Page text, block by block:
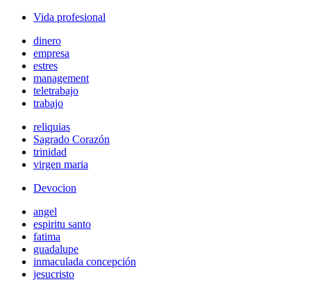
Vida profesional
dinero
empresa
estres
management
teletrabajo
trabajo
reliquias
Sagrado Corazón
trinidad
virgen maria
Devocion
angel
espiritu santo
fatima
guadalupe
inmaculada concepción
jesucristo